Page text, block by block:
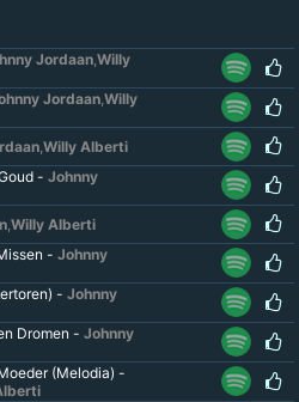
Jordaan,Willy
Jordaan,Willy
,Willy Alberti
- Johnny
,Willy Alberti
- Johnny
- Johnny
Dromen - Johnny
(Melodia) -